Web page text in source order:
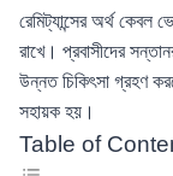
রেমিট্যান্সের অর্থ
রাখে। প্রবাসীদের
উন্নত চিকিৎসা গ্রহণ
সহায়ক হয়।
Table of